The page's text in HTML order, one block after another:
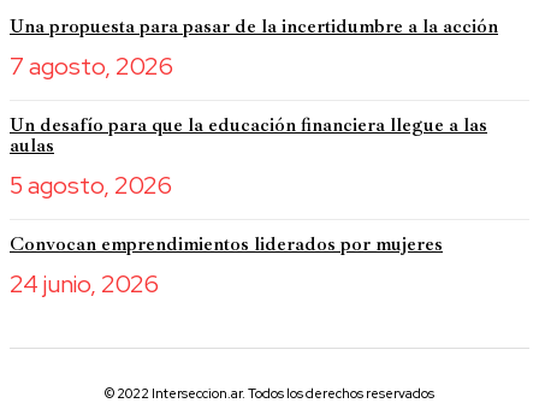
Una propuesta para pasar de la incertidumbre a la acción
7 agosto, 2026
Un desafío para que la educación financiera llegue a las
aulas
5 agosto, 2026
Convocan emprendimientos liderados por mujeres
24 junio, 2026
© 2022 Interseccion.ar. Todos los derechos reservados